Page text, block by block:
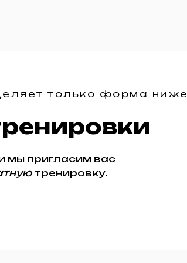
только форма ниже
мы пригласим вас
тренировку.